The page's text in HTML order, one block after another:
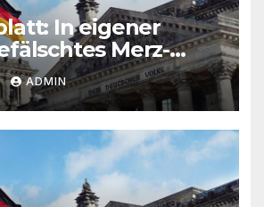
In eigener
Merz-
Umlauf
ADMIN